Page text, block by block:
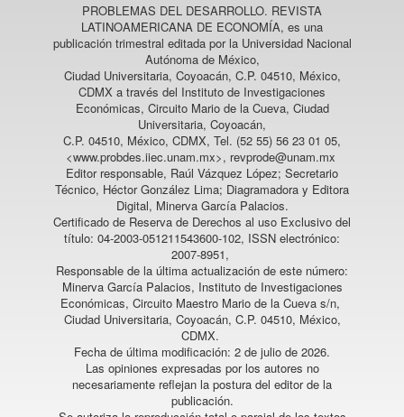
PROBLEMAS DEL DESARROLLO. REVISTA
LATINOAMERICANA DE ECONOMÍA, es una
publicación trimestral editada por la Universidad Nacional
Autónoma de México,
Ciudad Universitaria, Coyoacán, C.P. 04510, México,
CDMX a través del Instituto de Investigaciones
Económicas, Circuito Mario de la Cueva, Ciudad
Universitaria, Coyoacán,
C.P. 04510, México, CDMX, Tel. (52 55) 56 23 01 05,
<www.probdes.iiec.unam.mx>, revprode@unam.mx
Editor responsable, Raúl Vázquez López; Secretario
Técnico, Héctor González Lima; Diagramadora y Editora
Digital, Minerva García Palacios.
Certificado de Reserva de Derechos al uso Exclusivo del
título: 04-2003-051211543600-102, ISSN electrónico:
2007-8951,
Responsable de la última actualización de este número:
Minerva García Palacios, Instituto de Investigaciones
Económicas, Circuito Maestro Mario de la Cueva s/n,
Ciudad Universitaria, Coyoacán, C.P. 04510, México,
CDMX.
Fecha de última modificación: 2 de julio de 2026.
Las opiniones expresadas por los autores no
necesariamente reflejan la postura del editor de la
publicación.